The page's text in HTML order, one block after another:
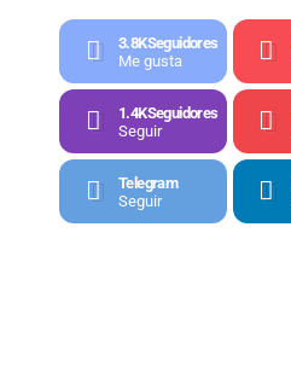
3.8KSeguidores
Me gusta
1.4KSeguidores
Seguir
Telegram
Seguir